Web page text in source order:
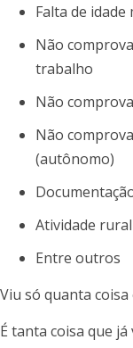
Falta de idade
Não
trabalho
Não
Não
(autônomo)
Atividade
Entre outros
Viu só quanta
É tanta coisa que